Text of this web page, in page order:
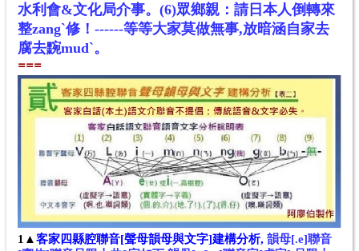
水利會&文化局介事。(6)眾鄉親：請日本人倒轉來
整zangˋ修！------等等大家莫做無事,放暗涵自家去
腐去黦mudˋ。
===
1▲客家四縣腔聯音[聲母韻母與文字]建構分析, 韻母[.e]聯音